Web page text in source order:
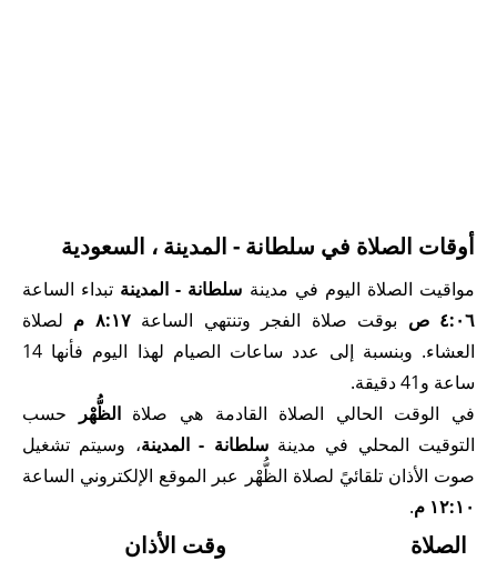
أوقات الصلاة في سلطانة - المدينة ، السعودية
مواقيت الصلاة اليوم في مدينة سلطانة - المدينة تبداء الساعة
٤:٠٦ ص
بوقت صلاة الفجر وتنتهي الساعة٨:١٧ م
لصلاة
العشاء. وبنسبة إلى عدد ساعات الصيام لهذا اليوم فأنها 14
ساعة و41 دقيقة.
في الوقت الحالي الصلاة القادمة هي صلاةالظُّهْر
حسب
التوقيت المحلي في مدينةسلطانة - المدينة، وسيتم تشغيل
صوت الأذان تلقائيً لصلاة الظُّهْر عبر الموقع الإلكتروني الساعة
١٢:١٠ م
.
الصلاة
وقت الأذان